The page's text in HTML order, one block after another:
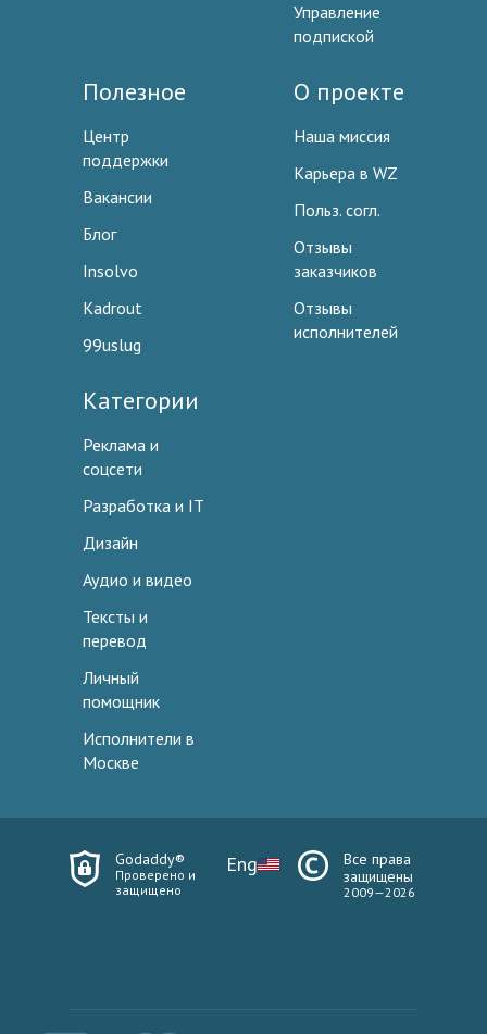
Управление
подпиской
Полезное
Центр
поддержки
Вакансии
Блог
Insolvo
Kadrout
99uslug
О проекте
Наша миссия
Карьера в WZ
Польз. согл.
Отзывы
заказчиков
Отзывы
исполнителей
Категории
Реклама и
соцсети
Разработка и IT
Дизайн
Аудио и видео
Тексты и
перевод
Личный
помощник
Исполнители в
Москве
Godaddy®
Проверено и
защищено
Eng
Все права
защищены
2009—2026